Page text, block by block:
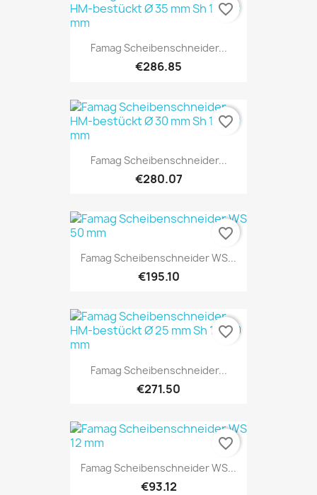
Famag Scheibenschneider...
€286.85
favorite_border
Famag Scheibenschneider...
€280.07
favorite_border
Famag Scheibenschneider WS...
€195.10
favorite_border
Famag Scheibenschneider...
€271.50
favorite_border
Famag Scheibenschneider WS...
€93.12
favorite_border